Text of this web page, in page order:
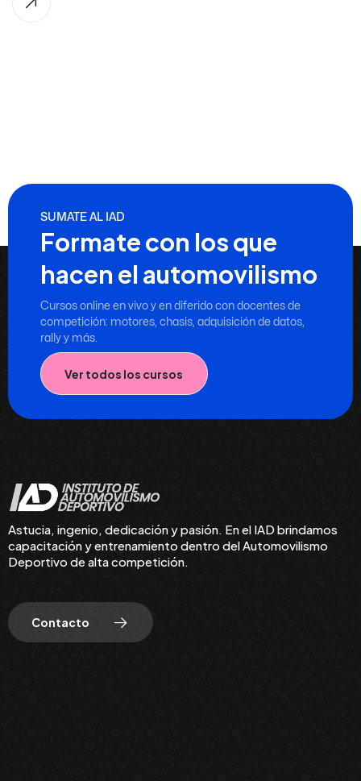
SUMATE AL IAD
Formate con los que
hacen el automovilismo
Cursos online en vivo y en diferido con docentes de
competición: motores, chasis, adquisición de datos,
rally y más.
Ver todos los cursos
Astucia, ingenio, dedicación y pasión. En el IAD brindamos
capacitación y entrenamiento dentro del Automovilismo
Deportivo de alta competición.
Contacto